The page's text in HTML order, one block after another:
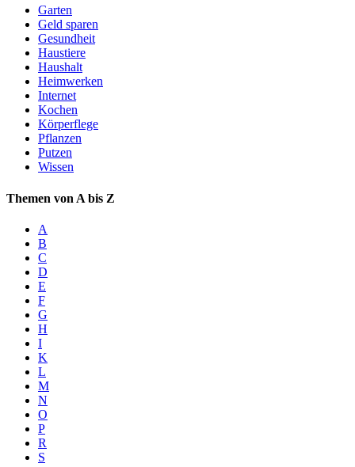
Garten
Geld sparen
Gesundheit
Haustiere
Haushalt
Heimwerken
Internet
Kochen
Körperflege
Pflanzen
Putzen
Wissen
Themen von A bis Z
A
B
C
D
E
F
G
H
I
K
L
M
N
O
P
R
S